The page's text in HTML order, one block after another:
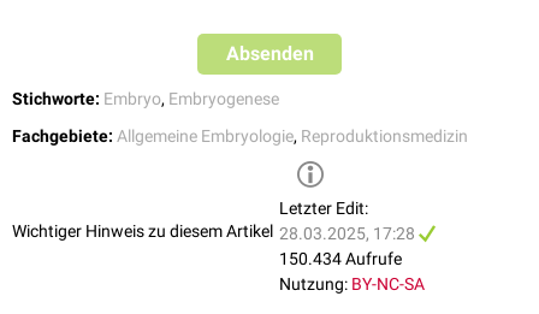
Absenden
Stichworte: Embryo, Embryogenese
Fachgebiete: Allgemeine Embryologie, Reproduktionsmedizin
Wichtiger Hinweis zu diesem Artikel
Letzter Edit:
28.03.2025, 17:28
150.434 Aufrufe
Nutzung: BY-NC-SA